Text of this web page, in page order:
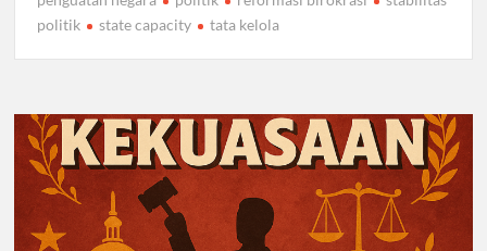
politik
state capacity tata kelola